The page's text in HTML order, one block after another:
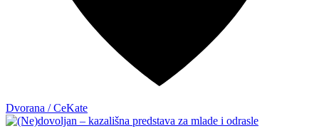
Dvorana / CeKate